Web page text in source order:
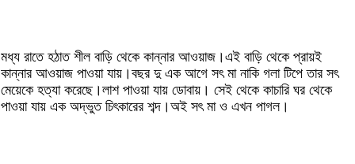
মধ্য রাতে হঠাত শীল বাড়ি থেকে কান্নার আওয়াজ।এই বাড়ি থেকে প্রায়ই
কান্নার আওয়াজ পাওয়া যায়।বছর দু এক আগে সৎ মা নাকি গলা টিপে তার সৎ
মেয়েকে হত্যা করেছে।লাশ পাওয়া যায় ডোবায়। সেই থেকে কাচারি ঘর থেকে
পাওয়া যায় এক অদ্ভুত চিৎকারের শব্দ।অই সৎ মা ও এখন পাগল।